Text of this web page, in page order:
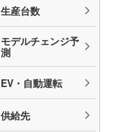
生産台数
モデルチェンジ予
測
EV・自動運転
供給先